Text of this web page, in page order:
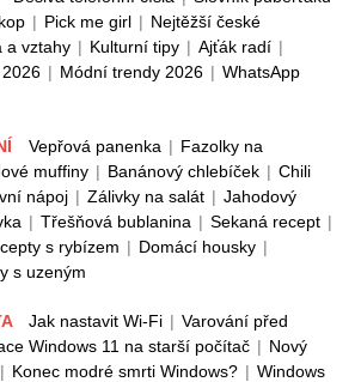
| Pick me girl | Nejtěžší české
a vztahy | Kulturní tipy | Ajťák radí |
| Módní trendy 2026 | WhatsApp
Vepřová panenka | Fazolky na
muffiny | Banánový chlebíček | Chili
nápoj | Zálivky na salát | Jahodový
| Třešňová bublanina | Sekaná recept |
s rybízem | Domácí housky |
s uzeným
Jak nastavit Wi-Fi | Varování před
Windows 11 na starší počítač | Nový
| Konec modré smrti Windows? | Windows